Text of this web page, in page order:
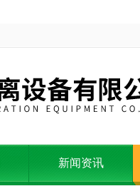
新闻资讯